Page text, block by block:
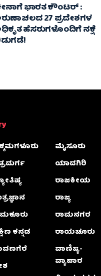
ಭಾರತ ಕೌಂಟರ್ :
27 ಪ್ರದೇಶಗಳ
ಹೆಸರುಗಳೊಂದಿಗೆ ನಕ್ಷೆ
ಕನ್ನಡ
ಮೈಸೂರು
ಯಾದಗಿರಿ
ರಾಜಕೀಯ
ರಾಜ್ಯ
ರಾಮನಗರ
ರಾಯಚೂರು
ವಾಣಿಜ್ಯ-
ವ್ಯಾಪಾರ